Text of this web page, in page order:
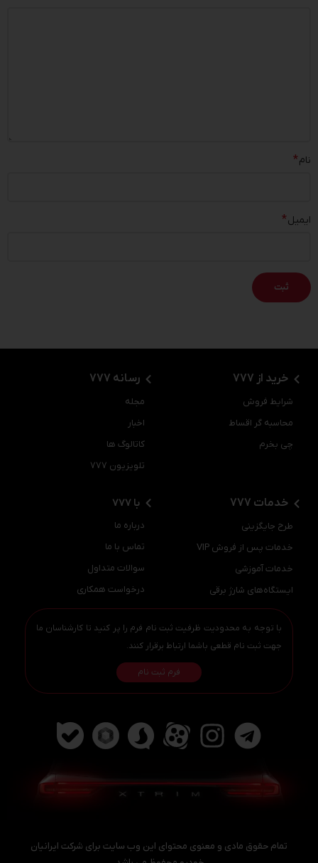
نام*
ایمیل*
خرید از 777
شرایط فروش
محاسبه گر اقساط
چی بخرم
رسانه 777
مجله
اخبار
کاتالوگ ها
تلویزیون 777
خدمات 777
طرح جایگزینی
خدمات پس از فروش VIP
خدمات آموزشی
ایستگاه‌های شارژ برقی
با 777
درباره ما
تماس با ما
سوالات متداول
درخواست همکاری
با توجه به محدودیت ظرفیت ثبت نام فرم را پر کنید تا کارشناسان ما
جهت ثبت نام قطعی باشما ارتباط برقرار کنند.
فرم ثبت نام
تمام حقوق مادی و معنوی محتوای این وب سایت برای شرکت ایرانیان
خودرو محفوظ می باشد.